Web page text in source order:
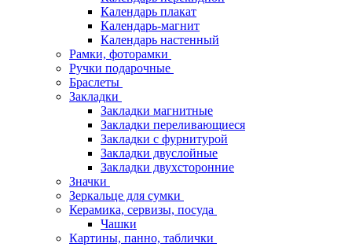
Календарь плакат
Календарь-магнит
Календарь настенный
Рамки, фоторамки
Ручки подарочные
Браслеты
Закладки
Закладки магнитные
Закладки переливающиеся
Закладки с фурнитурой
Закладки двуслойные
Закладки двухсторонние
Значки
Зеркальце для сумки
Керамика, сервизы, посуда
Чашки
Картины, панно, таблички